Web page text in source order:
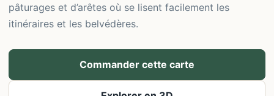
pâturages et d’arêtes où se lisent facilement les
itinéraires et les belvédères.
Commander cette carte